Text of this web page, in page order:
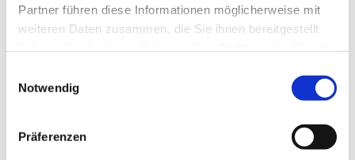
Partner führen diese Informationen möglicherweise mit
weiteren Daten zusammen, die Sie ihnen bereitgestellt
Notwendig
Präferenzen
Dies könnte Sie auch
interessieren